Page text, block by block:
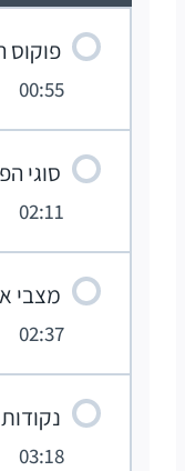
00:55
סוגי
02:11
מצבי
02:37
03:18